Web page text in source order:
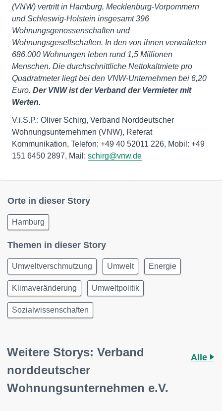
(VNW) vertritt in Hamburg, Mecklenburg-Vorpommern
und Schleswig-Holstein insgesamt 396
Wohnungsgenossenschaften und
Wohnungsgesellschaften. In den von ihnen verwalteten
686.000 Wohnungen leben rund 1,5 Millionen
Menschen. Die durchschnittliche Nettokaltmiete pro
Quadratmeter liegt bei den VNW-Unternehmen bei 6,20
Euro. Der VNW ist der Verband der Vermieter mit
Werten.
V.i.S.P.: Oliver Schirg, Verband Norddeutscher
Wohnungsunternehmen (VNW), Referat
Kommunikation, Telefon: +49 40 52011 226, Mobil: +49
151 6450 2897, Mail: schirg@vnw.de
Orte in dieser Story
Hamburg
Themen in dieser Story
Umweltverschmutzung Umwelt Energie
Klimaveränderung Umweltpolitik
Sozialwissenschaften
Weitere Storys: Verband
norddeutscher
Wohnungsunternehmen e.V.
Alle